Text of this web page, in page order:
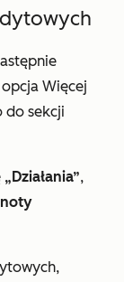
opcja Więcej
do sekcji
,